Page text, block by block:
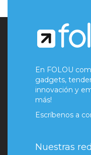
En FOLOU
gadgets,
innovación y
más!
Escríbenos a
Nuestras